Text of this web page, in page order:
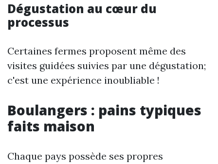
Dégustation au cœur du
processus
Certaines fermes proposent même des
visites guidées suivies par une dégustation;
c'est une expérience inoubliable !
Boulangers : pains typiques
faits maison
Chaque pays possède ses propres